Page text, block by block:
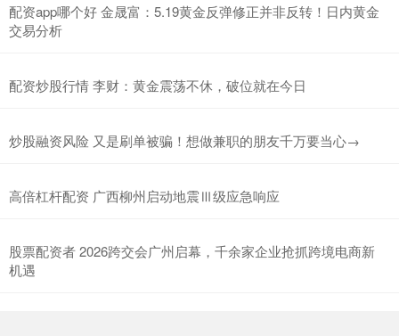
配资app哪个好 金晟富：5.19黄金反弹修正并非反转！日内黄金
交易分析
配资炒股行情 李财：黄金震荡不休，破位就在今日
炒股融资风险 又是刷单被骗！想做兼职的朋友千万要当心→
高倍杠杆配资 广西柳州启动地震Ⅲ级应急响应
股票配资者 2026跨交会广州启幕，千余家企业抢抓跨境电商新
机遇